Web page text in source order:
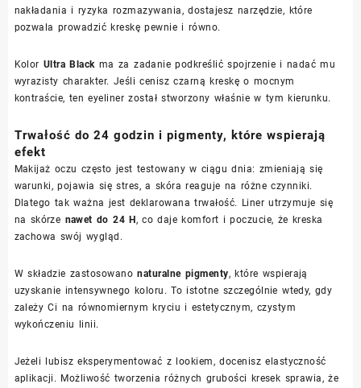
nakładania i ryzyka rozmazywania, dostajesz narzędzie, które
pozwala prowadzić kreskę pewnie i równo.
Kolor Ultra Black ma za zadanie podkreślić spojrzenie i nadać mu
wyrazisty charakter. Jeśli cenisz czarną kreskę o mocnym
kontraście, ten eyeliner został stworzony właśnie w tym kierunku.
Trwałość do 24 godzin i pigmenty, które wspierają
efekt
Makijaż oczu często jest testowany w ciągu dnia: zmieniają się
warunki, pojawia się stres, a skóra reaguje na różne czynniki.
Dlatego tak ważna jest deklarowana trwałość. Liner utrzymuje się
na skórze nawet do 24 H, co daje komfort i poczucie, że kreska
zachowa swój wygląd.
W składzie zastosowanonaturalne pigmenty, które wspierają
uzyskanie intensywnego koloru. To istotne szczególnie wtedy, gdy
zależy Ci na równomiernym kryciu i estetycznym, czystym
wykończeniu linii.
Jeżeli lubisz eksperymentować z lookiem, docenisz elastyczność
aplikacji. Możliwość tworzenia różnych grubości kresek sprawia, że